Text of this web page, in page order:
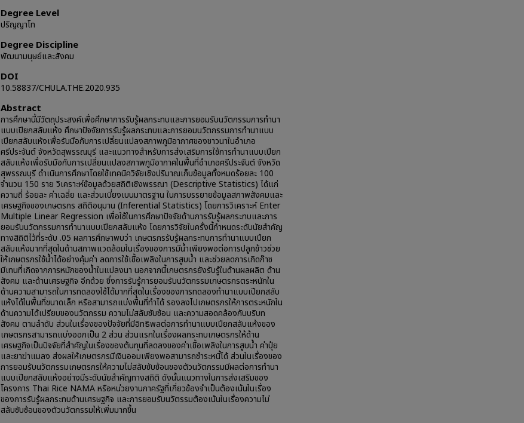
Degree Level
ปริญญาโท
Degree Discipline
พัฒนามนุษย์และสังคม
DOI
10.58837/CHULA.THE.2020.935
Abstract
การศึกษานี้มีวัตถุประสงค์เพื่อศึกษาการรับรู้ผลกระทบและการยอมรับนวัตกรรมการทำนา
แบบเปียกสลับแห้ง ศึกษาปัจจัยการรับรู้ผลกระทบและการยอมนวัตกรรมการทำนาแบบ
เปียกสลับแห้งเพื่อรับมือกับการเปลี่ยนแปลงสภาพภูมิอากาศของชาวนาในอำเภอ
ศรีประจันต์ จังหวัดสุพรรณบุรี และแนวทางสำหรับการส่งเสริมการใช้การทำนาแบบเปียก
สลับแห้งเพื่อรับมือกับการเปลี่ยนแปลงสภาพภูมิอากาศในพื้นที่อำเภอศรีประจันต์ จังหวัด
สุพรรณบุรี ดำเนินการศึกษาโดยใช้เทคนิควิจัยเชิงปริมาณเก็บข้อมูลทั้งหมดร้อยละ 100
จำนวน 150 ราย วิเคราะห์ข้อมูลด้วยสถิติเชิงพรรณา (Descriptive Statistics) ได้แก่
ความถี่ ร้อยละ ค่าเฉลี่ย และส่วนเบี่ยงเบนมาตรฐาน ในการบรรยายข้อมูลสภาพสังคมและ
เศรษฐกิจของเกษตรกร สถิติอนุมาน (Inferential Statistics) โดยการวิเคราะห์ Enter
Multiple Linear Regression เพื่อใช้ในการศึกษาปัจจัยด้านการรับรู้ผลกระทบและการ
ยอมรับนวัตกรรมการทำนาแบบเปียกสลับแห้ง โดยการวิจัยในครั้งนี้กำหนดระดับนัยสำคัญ
ทางสิถิติไว้ที่ระดับ .05 ผลการศึกษาพบว่า เกษตรกรรับรู้ผลกระทบการทำนาแบบเปียก
สลับแห้งมากที่สุดในด้านสภาพแวดล้อมในเรื่องของการมีน้ำเพียงพอต่อการปลูกข้าวช่วย
ให้เกษตรกรใช้น้ำได้อย่างคุ้มค่า ลดการใช้เชื้อเพลิงในการสูบน้ำ และช่วยลดการเกิดก๊าซ
มีเทนที่เกิดจากการหมักของน้ำในแปลงนา นอกจากนี้เกษตรกรยังรับรู้ในด้านผลผลิต ด้าน
สังคม และด้านเศรษฐกิจ อีกด้วย ซึ่งการรับรู้การยอมรับนวัตกรรมเกษตรกรตระหนักใน
ด้านความสามารถในการทดลองใช้ได้มากที่สุดในเรื่องของการทดลองทำนาแบบเปียกสลับ
แห้งได้ในพื้นที่ขนาดเล็ก หรือสามารถแบ่งพื้นที่ทำได้ รองลงไปเกษตรกรให้การตระหนักใน
ด้านความได้เปรียบของนวัตกรรม ความไม่สลับซับซ้อน และความสอดคล้องกับบริบท
สังคม ตามลำดับ ส่วนในเรื่องของปัจจัยที่มีอิทธิพลต่อการทำนาแบบเปียกสลับแห้งของ
เกษตรกรสามารถแบ่งออกเป็น 2 ส่วน ส่วนแรกในเรื่องผลกระทบเกษตรกรให้ด้าน
เศรษฐกิจเป็นปัจจัยที่สำคัญในเรื่องของต้นทุนที่ลดลงของค่าเชื้อเพลิงในการสูบน้ำ ค่าปุ๋ย
และยาฆ่าแมลง ส่งผลให้เกษตรกรมีเงินออมเพียงพอสามารถชำระหนี้ได้ ส่วนในเรื่องของ
การยอมรับนวัตกรรมเกษตรกรให้ความไม่สลับซับซ้อนของตัวนวัตกรรมมีผลต่อการทำนา
แบบเปียกสลับแห้งอย่างมีระดับนัยสำคัญทางสถิติ ดังนั้นแนวทางในการส่งเสริมของ
โครงการ Thai Rice NAMA หรือหน่วยงานภาครัฐที่เกี่ยวข้องจำเป็นต้องเน้นในเรื่อง
ของการรับรู้ผลกระทบด้านเศรษฐกิจ และการยอมรับนวัตรรมต้องเน้นในเรื่องความไม่
สลับซับซ้อนของตัวนวัตกรรมให้เพิ่มมากขึ้น